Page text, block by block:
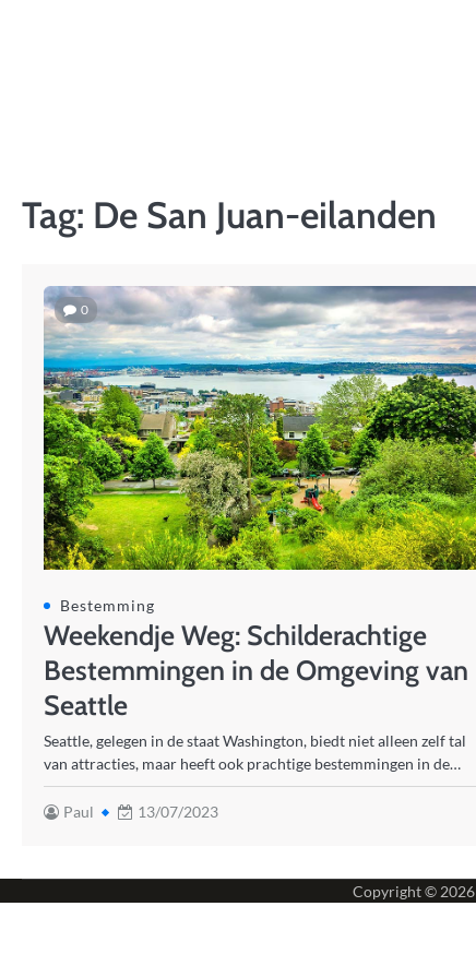
Tag: De San Juan-eilanden
0
Bestemming
Weekendje Weg: Schilderachtige
Bestemmingen in de Omgeving van
Seattle
Seattle, gelegen in de staat Washington, biedt niet alleen zelf tal
van attracties, maar heeft ook prachtige bestemmingen in de…
Paul 13/07/2023
Copyright © 2026